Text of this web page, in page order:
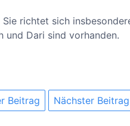
richtet sich
und Dari sind vorhanden.
Beitrag Nächster Beitrag